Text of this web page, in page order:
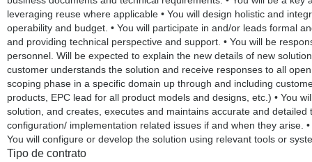
leveraging reuse where applicable • You will design holistic and
operability and budget. • You will participate in and/or leads formal
and providing technical perspective and support. • You will be
personnel. Will be expected to explain the new details of new
customer understands the solution and receive responses to all
scoping phase in a specific domain up through and including
products, EPC lead for all product models and designs, etc.) • You
solution, and creates, executes and maintains accurate and
configuration/ implementation related issues if and when they arise.
You will configure or develop the solution using relevant tools or
Tipo de contrato